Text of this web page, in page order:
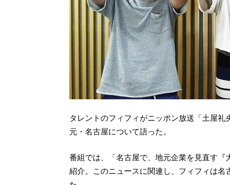
タレントのフィフィがニッポン放送「土屋
元・名古屋について語った。
番組では、「名古屋で、地元企業を見直す
紹介。このニュースに関連し、フィフィは